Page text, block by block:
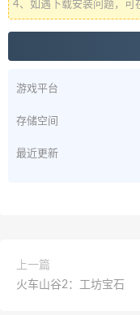
4、如遇下载安装问题，可
游戏平台
存储空间
最近更新
上一篇
火车山谷2：工坊宝石